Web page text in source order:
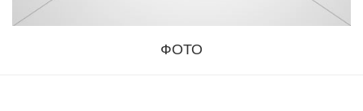
ФОТО